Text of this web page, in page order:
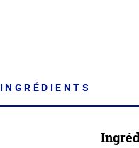
INGRÉDIENTS